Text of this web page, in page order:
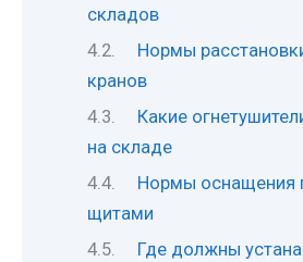
складов
Нормы
кранов
Какие
на складе
Нормы оснащения
щитами
Где должны